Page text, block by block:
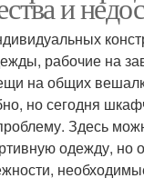
рабочие на
на общих
но сегодня
Здесь
одежду, но